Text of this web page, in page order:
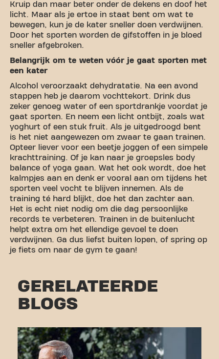
Kruip dan maar beter onder de dekens en doof het
licht. Maar als je ertoe in staat bent om wat te
bewegen, kun je de kater sneller doen verdwijnen.
Door het sporten worden de gifstoffen in je bloed
sneller afgebroken.
Belangrijk om te weten vóór je gaat sporten met
een kater
Alcohol veroorzaakt dehydratatie. Na een avond
stappen heb je daarom vochttekort. Drink dus
zeker genoeg water of een sportdrankje voordat je
gaat sporten. En neem een licht ontbijt, zoals wat
yoghurt of een stuk fruit. Als je uitgedroogd bent
is het niet aangewezen om zwaar te gaan trainen.
Opteer liever voor een beetje joggen of een simpele
krachttraining. Of je kan naar je groepsles body
balance of yoga gaan. Wat het ook wordt, doe het
kalmpjes aan en denk er vooral aan om tijdens het
sporten veel vocht te blijven innemen. Als de
training té hard blijkt, doe het dan zachter aan.
Het is echt niet nodig om die dag persoonlijke
records te verbeteren. Trainen in de buitenlucht
helpt extra om het ellendige gevoel te doen
verdwijnen. Ga dus liefst buiten lopen, of spring op
je fiets om naar de gym te gaan!
GERELATEERDE
BLOGS